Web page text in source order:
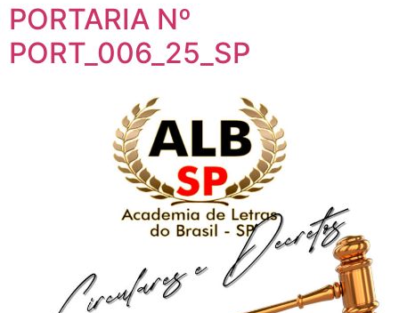
PORTARIA Nº
PORT_006_25_SP